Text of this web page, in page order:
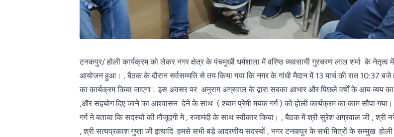
टनकपुर/ होली कार्यक्रम को लेकर नगर क्षेत्र के पंचमुखी धर्मशाला में वरिष्ठ व्यवसायी गुरचरण लाल शर्मा के
आयोजन हुआ। , बैठक के दौरान सर्वसम्मति से तय किया गया कि नगर के गांधी मैदान में 13 मार्च की रात 10:37 बजे
का कार्यक्रम किया जाएगा। इस अवसर पर अनुराग अग्रवाल के द्वारा सबका आभार और पिछले वर्षों के आय व्यय का
,और सहयोग दिए जाने का आश्वासन देने के साथ ( श्याम प्रेमी मयंक गर्ग ) को होली कार्यक्रम का काम सौंपा गया।
गर्ग ने बताया कि सदस्यों की मौजूदगी मे , रजामंदी के साथ स्वीकार किया। , बैठक में श्री सुरेश अग्रवाल जी , श्री
, श्री सत्यप्रकाश गुप्ता जी इत्यादि हमसे सभी बड़े आदरणीय सदस्यों , नगर टनकपुर के सभी मित्रों के सम्मुख